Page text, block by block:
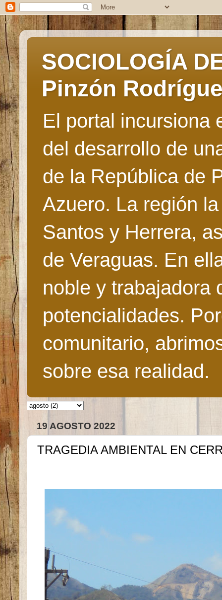
SOCIOLOGÍA
Pinzón
El portal incursiona
del desarrollo de
de la República de
Azuero. La región
Santos y Herrera,
de Veraguas. En
noble y trabajadora
potencialidades.
comunitario,
sobre esa realidad.
19 AGOSTO 2022
TRAGEDIA AMBIENTAL EN